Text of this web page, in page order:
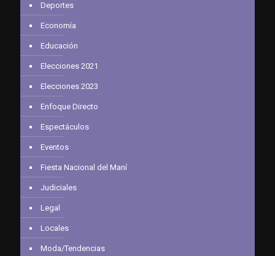
Deportes
Economía
Educación
Elecciones 2021
Elecciones 2023
Enfoque Directo
Espectáculos
Eventos
Fiesta Nacional del Maní
Judiciales
Legal
Locales
Moda/Tendencias